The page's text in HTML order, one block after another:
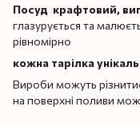
Посуд крафтовий,
глазурується та
рівномірно
кожна тарілка
Вироби можуть
на поверхні поливи